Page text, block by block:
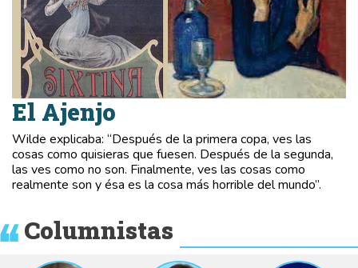
El Ajenjo
Wilde explicaba: “Después de la primera copa, ves las
cosas como quisieras que fuesen. Después de la segunda,
las ves como no son. Finalmente, ves las cosas como
realmente son y ésa es la cosa más horrible del mundo”.
Columnistas